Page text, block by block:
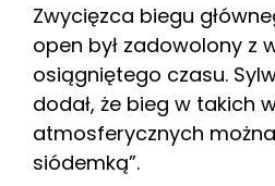
Zwycięzca biegu
open był zadowolony z
osiągniętego czasu.
dodał, że bieg w takich
atmosferycznych
siódemką”.